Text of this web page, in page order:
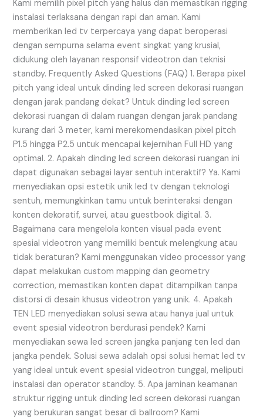
Kami memilih pixel pitch yang halus dan memastikan rigging
instalasi terlaksana dengan rapi dan aman. Kami
memberikan led tv terpercaya yang dapat beroperasi
dengan sempurna selama event singkat yang krusial,
didukung oleh layanan responsif videotron dan teknisi
standby. Frequently Asked Questions (FAQ) 1. Berapa pixel
pitch yang ideal untuk dinding led screen dekorasi ruangan
dengan jarak pandang dekat? Untuk dinding led screen
dekorasi ruangan di dalam ruangan dengan jarak pandang
kurang dari 3 meter, kami merekomendasikan pixel pitch
P1.5 hingga P2.5 untuk mencapai kejernihan Full HD yang
optimal. 2. Apakah dinding led screen dekorasi ruangan ini
dapat digunakan sebagai layar sentuh interaktif? Ya. Kami
menyediakan opsi estetik unik led tv dengan teknologi
sentuh, memungkinkan tamu untuk berinteraksi dengan
konten dekoratif, survei, atau guestbook digital. 3.
Bagaimana cara mengelola konten visual pada event
spesial videotron yang memiliki bentuk melengkung atau
tidak beraturan? Kami menggunakan video processor yang
dapat melakukan custom mapping dan geometry
correction, memastikan konten dapat ditampilkan tanpa
distorsi di desain khusus videotron yang unik. 4. Apakah
TEN LED menyediakan solusi sewa atau hanya jual untuk
event spesial videotron berdurasi pendek? Kami
menyediakan sewa led screen jangka panjang ten led dan
jangka pendek. Solusi sewa adalah opsi solusi hemat led tv
yang ideal untuk event spesial videotron tunggal, meliputi
instalasi dan operator standby. 5. Apa jaminan keamanan
struktur rigging untuk dinding led screen dekorasi ruangan
yang berukuran sangat besar di ballroom? Kami